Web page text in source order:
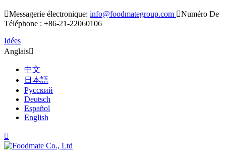
Messagerie électronique: info@foodmategroup.com Numéro De
Téléphone : +86-21-22060106
Idées
Anglais
中文
日本語
Русский
Deutsch
Español
English
